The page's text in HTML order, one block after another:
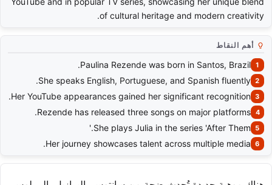
of cultural heritage and modern creativity.
أهم النقاط
Paulina Rezende was born in Santos, Brazil.
She speaks English, Portuguese, and Spanish fluently.
Her YouTube appearances gained her significant recognition.
Rezende has released three songs on major platforms.
She plays Julia in the series 'After Them.'
Her journey showcases talent across multiple media.